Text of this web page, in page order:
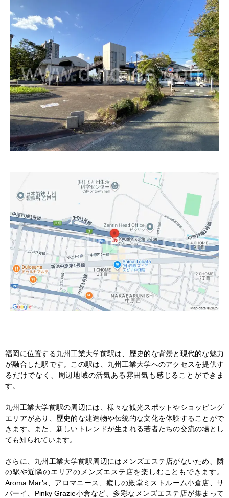
福岡に位置する九州工業大学前駅は、歴史的な背景と現代的な魅力
が融合した駅です。この駅は、九州工業大学へのアクセスを提供す
るだけでなく、周辺地域の活気ある雰囲気も感じることができま
す。
九州工業大学前駅の周辺には、様々な観光スポットやショッピング
エリアがあり、歴史的な建造物や伝統的な文化を体験することがで
きます。また、新しいトレンドが生まれる若者たちの交流の場とし
ても知られています。
さらに、九州工業大学前駅周辺にはメンズエステ店がないため、隣
の駅や近隣のエリアのメンズエステ店を楽しむこともできます。
Aroma Mar’s、アロマニース、癒しの殿堂ミストルーム小倉店、サ
バーイ、Pinky Grazie小倉など、多彩なメンズエステ店が集まって